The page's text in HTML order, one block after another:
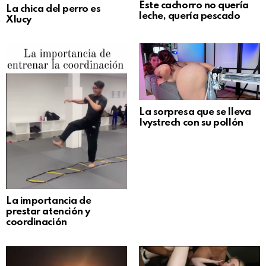
La chica del perro es
Xlucy
Este cachorro no quería
leche, quería pescado
La importancia de
prestar atención y
coordinación
La sorpresa que se lleva
Ivystrech con su pollón